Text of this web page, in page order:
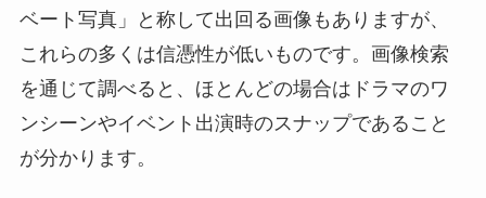
ベート写真」と称して出回る画像もありますが、
これらの多くは信憑性が低いものです。画像検索
を通じて調べると、ほとんどの場合はドラマのワ
ンシーンやイベント出演時のスナップであること
が分かります。